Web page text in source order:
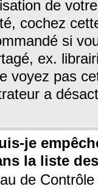
de
cochez
si
ex.
voyez pas
a
je
la liste
de